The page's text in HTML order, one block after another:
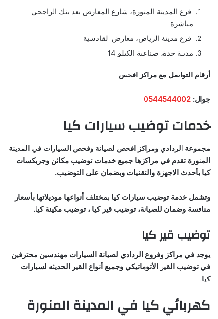
فرع المدينة المنورة، شارع المعارض بعد بنك الراجحي
مباشرة
فرع مدينة الرياض، معارض القادسية
مدينة جدة، صناعية الكيلو 14
أرقام التواصل مع مراكز افحص
جوال: 0544544002
خدمات توضيب سيارات كيا
مجموعة الردادي ومراكز افحص لصيانة وفحص السيارات في المدينة
المنورة تقدم في مراكزها جميع خدمات توضيب مكائن وجربكسات
كيا بأحدث الاجهزة والتقنيات وبضمان على التوضيب.
وتشمل خدمة توضيب سيارات كيا بمختلف أنواعها موديلاتها بأسعار
منافسة وضمان للصيانة، توضيب قير كيا ، توضيب مكينة كيا.
توضيب قير كيا
يوجد في مراكز وفروع الردادي لصيانة السيارات مهندسين محترفين
في توضيب القير الأتوماتيكي وجميع أنواع القير الحديثه لسيارات
كيا.
كهربائي كيا في المدينة المنورة